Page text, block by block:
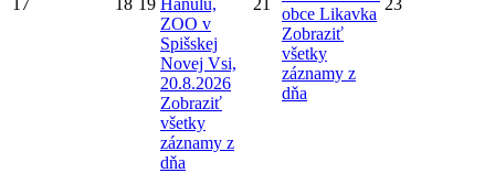
ZOO v
Spišskej
Novej Vsi,
20.8.2026
Zobraziť
všetky
záznamy z
dňa
obce Likavka
Zobraziť
všetky
záznamy z
dňa